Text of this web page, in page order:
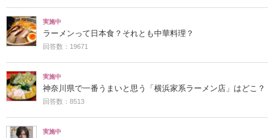
実施中
ラーメンって日本食？それとも中華料理？
回答数：19671
実施中
神奈川県で一番うまいと思う「横浜家系ラーメン店」はどこ？
回答数：8513
実施中